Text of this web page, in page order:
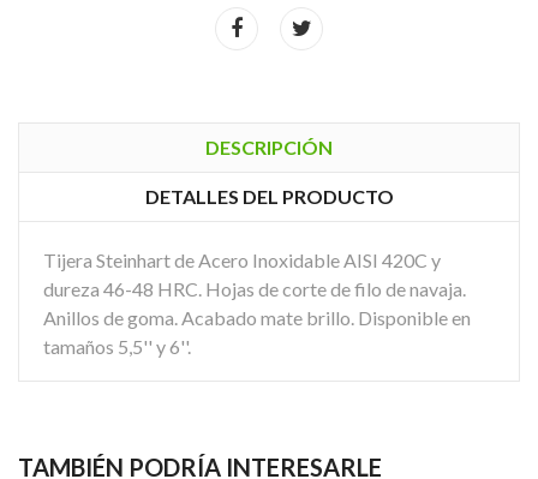
DESCRIPCIÓN
DETALLES DEL PRODUCTO
Tijera Steinhart de Acero Inoxidable AISI 420C y
dureza 46-48 HRC. Hojas de corte de filo de navaja.
Anillos de goma. Acabado mate brillo. Disponible en
tamaños 5,5'' y 6''.
TAMBIÉN PODRÍA INTERESARLE